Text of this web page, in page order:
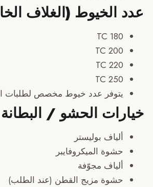
(الغلاف الخارجي)
عدد خيوط مخصص لطلبات الجملة
الحشو / البطانة
بوليستر
الميكروفايبر
مجوّفة
مزيج القطن (عند الطلب)